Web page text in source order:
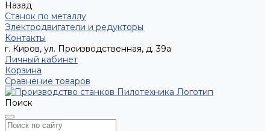
Назад
Станок по металлу
Электродвигатели и редукторы
Контакты
г. Киров, ул. Производственная, д. 39а
Личный кабинет
Корзина
Сравнение товаров
Поиск